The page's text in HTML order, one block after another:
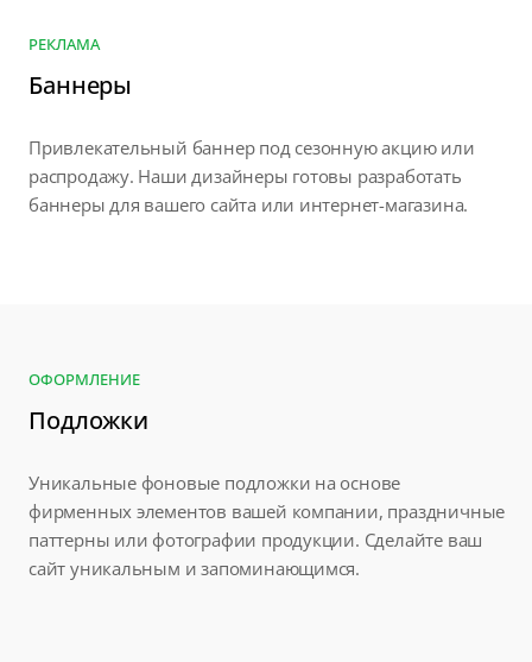
РЕКЛАМА
Баннеры
Привлекательный баннер под сезонную акцию или
распродажу. Наши дизайнеры готовы разработать
баннеры для вашего сайта или интернет-магазина.
ОФОРМЛЕНИЕ
Подложки
Уникальные фоновые подложки на основе
фирменных элементов вашей компании, праздничные
паттерны или фотографии продукции. Сделайте ваш
сайт уникальным и запоминающимся.